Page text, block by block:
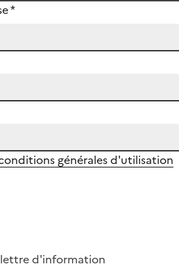
*
générales d'utilisation
d'information